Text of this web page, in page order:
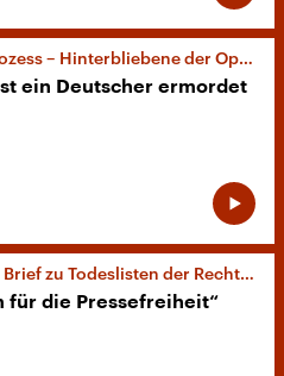
– Hinterbliebene der Opfer erinnern
ein Deutscher ermordet
zu Todeslisten der Rechtsextremen
für die Pressefreiheit“